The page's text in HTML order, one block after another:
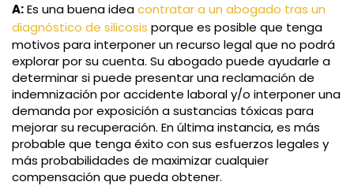
A:Es una buena ideacontratar a un abogado tras un
diagnóstico de silicosis porque es posible que tenga
motivos para interponer un recurso legal que no podrá
explorar por su cuenta. Su abogado puede ayudarle a
determinar si puede presentar una reclamación de
indemnización por accidente laboral y/o interponer una
demanda por exposición a sustancias tóxicas para
mejorar su recuperación. En última instancia, es más
probable que tenga éxito con sus esfuerzos legales y
más probabilidades de maximizar cualquier
compensación que pueda obtener.